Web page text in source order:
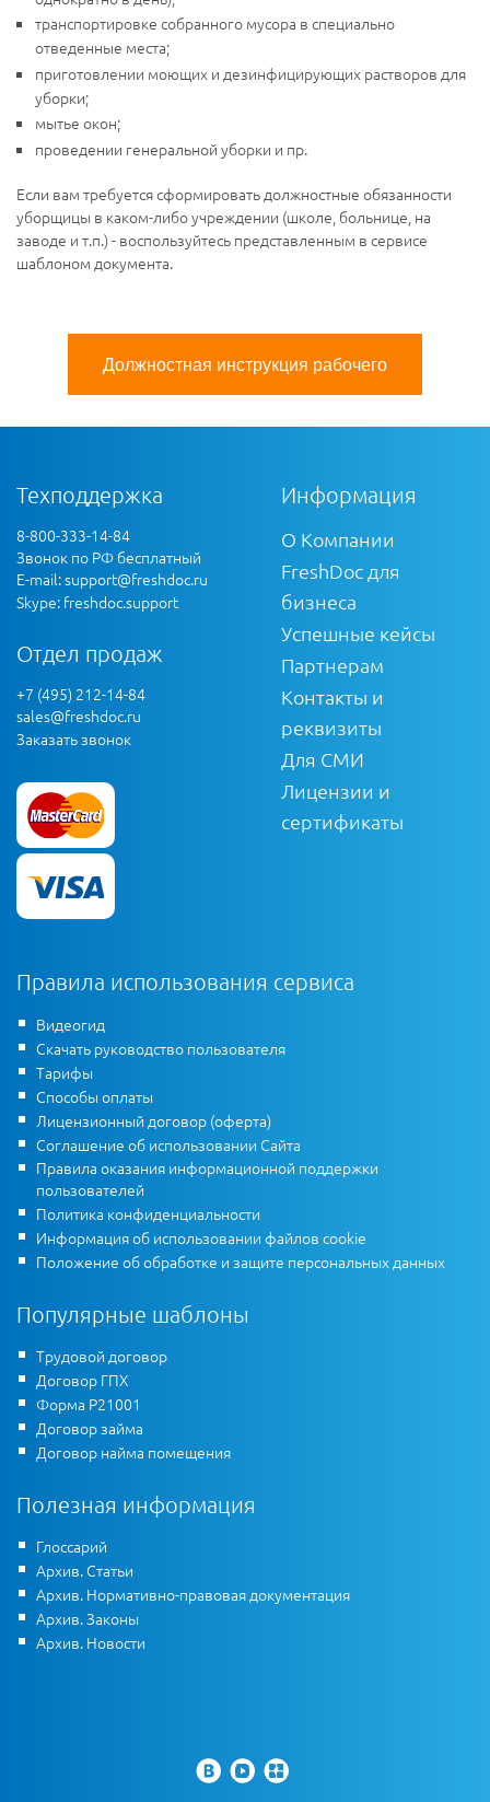
транспортировке собранного мусора в специально
отведенные места;
приготовлении моющих и дезинфицирующих растворов для
уборки;
мытье окон;
проведении генеральной уборки и пр.
Если вам требуется сформировать должностные обязанности
уборщицы в каком-либо учреждении (школе, больнице, на
заводе и т.п.) - воспользуйтесь представленным в сервисе
шаблоном документа.
Должностная инструкция рабочего
Техподдержка
8-800-333-14-84
Звонок по РФ бесплатный
E-mail:support@freshdoc.ru
Skype: freshdoc.support
Отдел продаж
+7 (495) 212-14-84
sales@freshdoc.ru
Заказать звонок
Информация
О Компании
FreshDoc для
бизнеса
Успешные кейсы
Партнерам
Контакты и
реквизиты
Для СМИ
Лицензии и
сертификаты
Правила использования сервиса
Видеогид
Скачать руководство пользователя
Тарифы
Способы оплаты
Лицензионный договор (оферта)
Соглашение об использовании Сайта
Правила оказания информационной поддержки
пользователей
Политика конфиденциальности
Информация об использовании файлов cookie
Положение об обработке и защите персональных данных
Популярные шаблоны
Трудовой договор
Договор ГПХ
Форма Р21001
Договор займа
Договор найма помещения
Полезная информация
Глоссарий
Архив. Статьи
Архив. Нормативно-правовая документация
Архив. Законы
Архив. Новости